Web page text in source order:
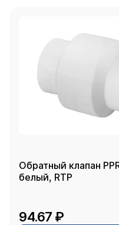
Обратный клапан
белый, RTP
94.67 ₽